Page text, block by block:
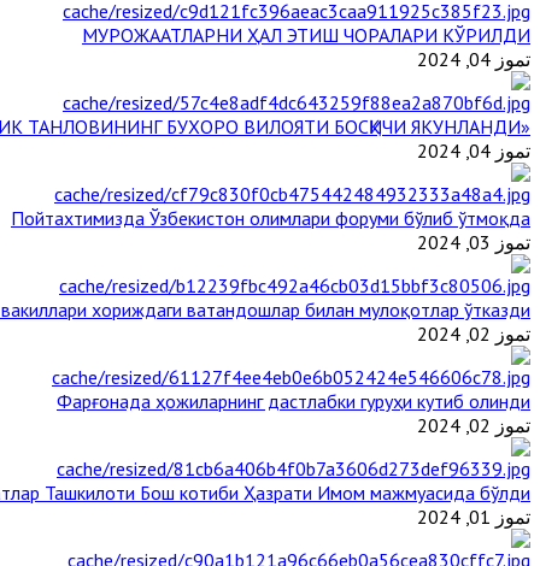
МУРОЖААТЛАРНИ ҲАЛ ЭТИШ ЧОРАЛАРИ КЎРИЛДИ
تموز 04, 2024
«ЙИЛ ИМОМИ – 2024» КЎРИК ТАНЛОВИНИНГ БУХОРО ВИЛОЯТИ БОСҚИЧИ ЯКУНЛАНДИ
تموز 04, 2024
Пойтахтимизда Ўзбекистон олимлари форуми бўлиб ўтмоқда
تموز 03, 2024
хориждаги ватандошлар билан мулоқотлар ўтказди
تموز 02, 2024
Фарғонада ҳожиларнинг дастлабки гуруҳи кутиб олинди
تموز 02, 2024
Ташкилоти Бош котиби Ҳазрати Имом мажмуасида бўлди
تموز 01, 2024